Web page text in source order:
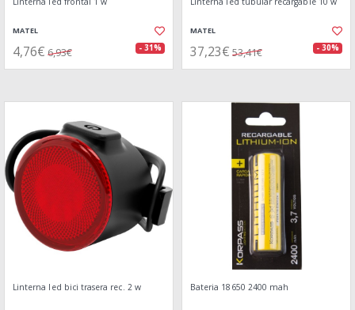
MATEL
4,76€ 6,93€ - 31%
MATEL
37,23€ 53,41€ - 30%
Linterna led bici trasera rec. 2 w Bateria 18650 2400 mah